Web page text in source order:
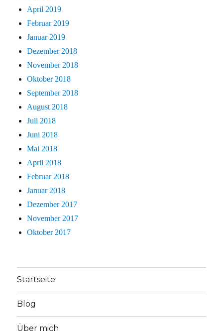
April 2019
Februar 2019
Januar 2019
Dezember 2018
November 2018
Oktober 2018
September 2018
August 2018
Juli 2018
Juni 2018
Mai 2018
April 2018
Februar 2018
Januar 2018
Dezember 2017
November 2017
Oktober 2017
Startseite
Blog
Über mich